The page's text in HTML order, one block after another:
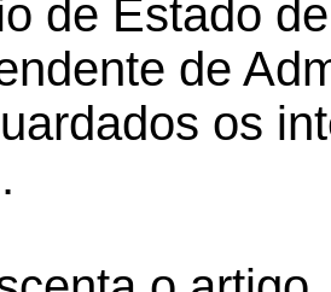
de Estado
de
os